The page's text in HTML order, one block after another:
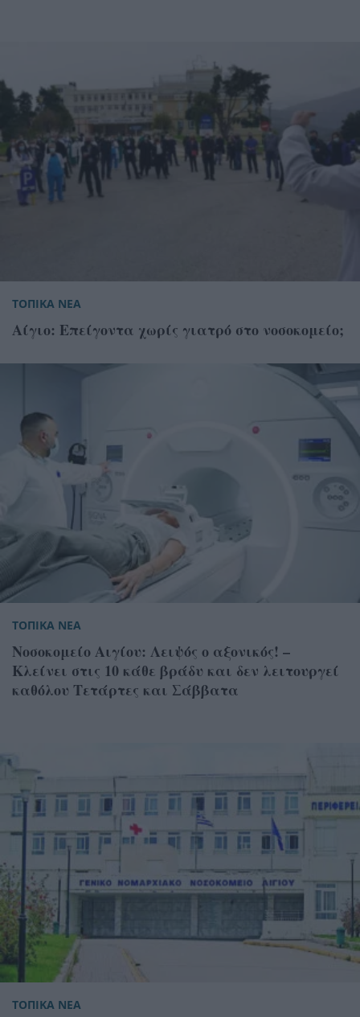
ΤΟΠΙΚΑ ΝΕΑ
Αίγιο: Επείγοντα χωρίς γιατρό στο νοσοκομείο;
ΤΟΠΙΚΑ ΝΕΑ
Νοσοκομείο Αιγίου: Λειψός ο αξονικός! –
Κλείνει στις 10 κάθε βράδυ και δεν λειτουργεί
καθόλου Τετάρτες και Σάββατα
ΤΟΠΙΚΑ ΝΕΑ